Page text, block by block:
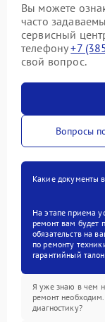
Вы можете
часто
сервисный
телефону+7
свой вопрос.
Вопросы
Какие документы
На этапе приема
ремонт вам будет
обязательств на
по ремонту
гарантийный
Я уже знаю в чем
ремонт
диагностику?